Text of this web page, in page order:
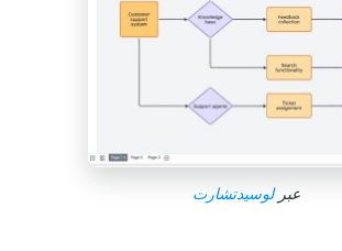
عبرلوسيدتشارت